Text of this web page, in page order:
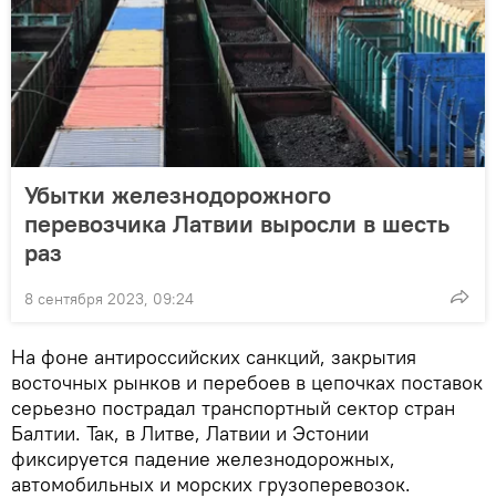
Убытки железнодорожного
перевозчика Латвии выросли в шесть
раз
8 сентября 2023, 09:24
На фоне антироссийских санкций, закрытия
восточных рынков и перебоев в цепочках поставок
серьезно пострадал транспортный сектор стран
Балтии. Так, в Литве, Латвии и Эстонии
фиксируется падение железнодорожных,
автомобильных и морских грузоперевозок.